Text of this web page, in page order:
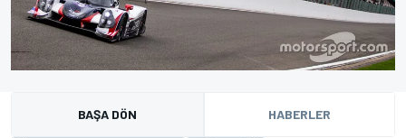
BAŞA DÖN HABERLER